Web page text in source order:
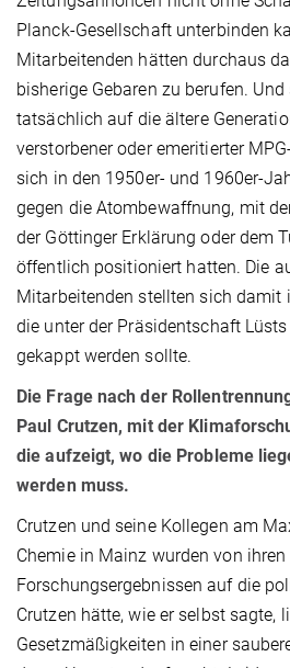
Planck-Gesellschaft unterbinden
Mitarbeitenden hätten durchaus
bisherige Gebaren zu berufen.
tatsächlich auf die ältere
verstorbener oder emeritierter
sich in den 1950er- und 1960er-
gegen die Atombewaffnung, mit
der Göttinger Erklärung oder dem
öffentlich positioniert hatten. Die
Mitarbeitenden stellten sich damit
die unter der Präsidentschaft
gekappt werden sollte.
Die Frage nach der
Paul Crutzen, mit der
die aufzeigt, wo die Probleme
werden muss.
Crutzen und seine Kollegen am
Chemie in Mainz wurden von ihren
Forschungsergebnissen auf die
Crutzen hätte, wie er selbst sagte,
Gesetzmäßigkeiten in einer